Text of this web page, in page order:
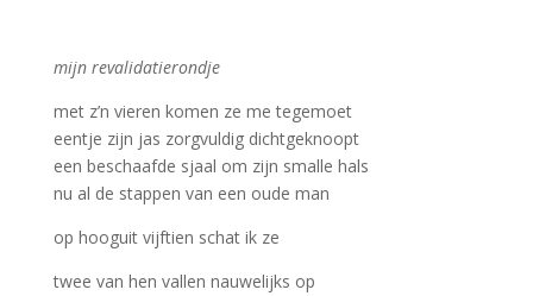
mijn revalidatierondje
met z’n vieren komen ze me tegemoet
eentje zijn jas zorgvuldig dichtgeknoopt
een beschaafde sjaal om zijn smalle hals
nu al de stappen van een oude man
op hooguit vijftien schat ik ze
twee van hen vallen nauwelijks op